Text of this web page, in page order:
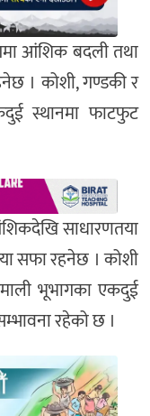
आंशिक बदली तथा
। कोशी, गण्डकी र
स्थानमा फाटफुट
साधारणतया
सफा रहनेछ । कोशी
भूभागका एकदुई
रहेको छ ।